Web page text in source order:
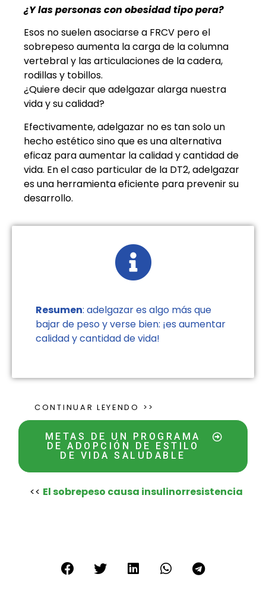
¿Y las personas con obesidad tipo pera?
Esos no suelen asociarse a FRCV pero el
sobrepeso aumenta la carga de la columna
vertebral y las articulaciones de la cadera,
rodillas y tobillos.
¿Quiere decir que adelgazar alarga nuestra
vida y su calidad?
Efectivamente, adelgazar no es tan solo un
hecho estético sino que es una alternativa
eficaz para aumentar la calidad y cantidad de
vida. En el caso particular de la DT2, adelgazar
es una herramienta eficiente para prevenir su
desarrollo.
Resumen: adelgazar es algo más que
bajar de peso y verse bien: ¡es aumentar
calidad y cantidad de vida!
CONTINUAR LEYENDO >>
METAS DE UN PROGRAMA
DE ADOPCIÓN DE ESTILO
DE VIDA SALUDABLE
<< El sobrepeso causa insulinorresistencia